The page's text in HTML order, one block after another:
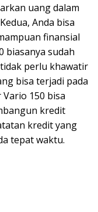
uang dalam
Anda bisa
finansial
biasanya sudah
perlu khawatir
bisa terjadi pada
150 bisa
kredit
kredit yang
tepat waktu.